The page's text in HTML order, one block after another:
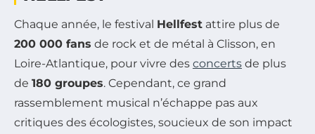
Chaque année, le festival Hellfest attire plus de
200 000 fans de rock et de métal à Clisson, en
Loire-Atlantique, pour vivre des concerts de plus
de 180 groupes. Cependant, ce grand
rassemblement musical n’échappe pas aux
critiques des écologistes, soucieux de son impact